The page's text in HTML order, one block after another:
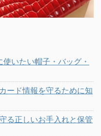
いたい帽子・バッグ・
ード情報を守るために知
る正しいお手入れと保管